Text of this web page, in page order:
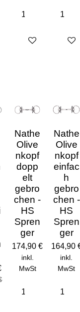
anzeigen
Details anzeigen
Nathe
Olive
nkopf
dopp
elt
gebro
chen -
HS
Spren
ger
174,90 €
inkl.
MwSt
Nathe
Olive
nkopf
einfac
h
gebro
chen -
HS
Spren
ger
164,90
inkl.
MwSt